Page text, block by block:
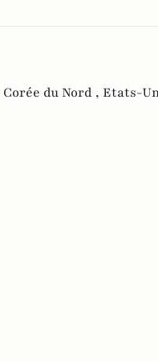
Corée du Nord , Etats-